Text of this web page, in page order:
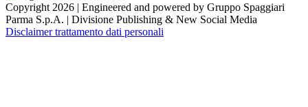
Copyright 2026 | Engineered and powered by Gruppo Spaggiari
Parma S.p.A. | Divisione Publishing & New Social Media
Disclaimer trattamento dati personali